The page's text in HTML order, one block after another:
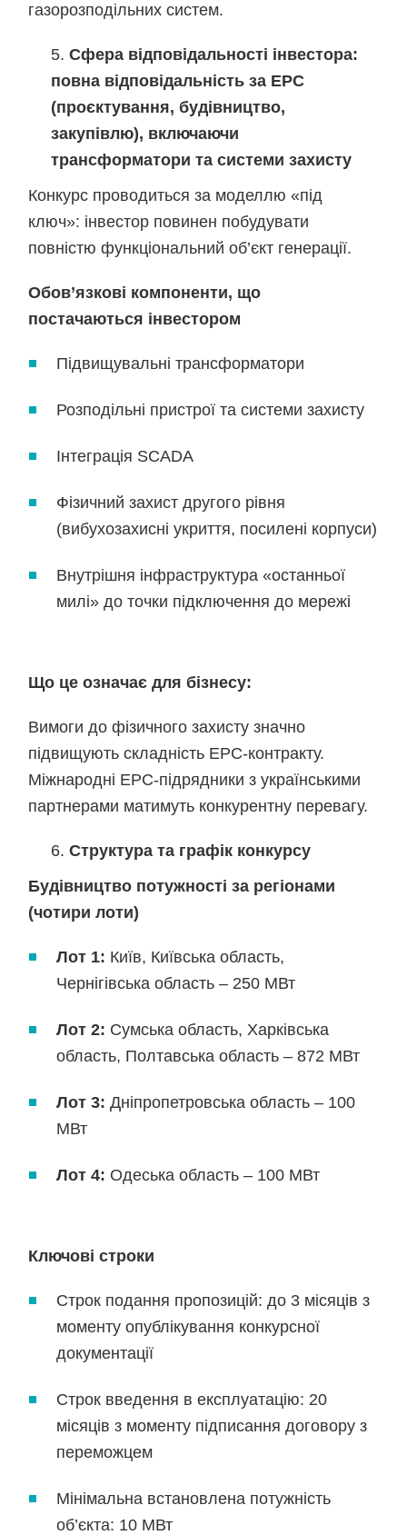
газорозподільних систем.
Сфера відповідальності інвестора:
повна відповідальність за EPC
(проєктування, будівництво,
закупівлю), включаючи
трансформатори та системи захисту
Конкурс проводиться за моделлю «під
ключ»: інвестор повинен побудувати
повністю функціональний об’єкт генерації.
Обов’язкові компоненти, що
постачаються інвестором
Підвищувальні трансформатори
Розподільні пристрої та системи захисту
Інтеграція SCADA
Фізичний захист другого рівня
(вибухозахисні укриття, посилені корпуси)
Внутрішня інфраструктура «останньої
милі» до точки підключення до мережі
Що це означає для бізнесу:
Вимоги до фізичного захисту значно
підвищують складність EPC-контракту.
Міжнародні EPC-підрядники з українськими
партнерами матимуть конкурентну перевагу.
Структура та графік конкурсу
Будівництво потужності за регіонами
(чотири лоти)
Лот 1: Київ, Київська область,
Чернігівська область – 250 МВт
Лот 2: Сумська область, Харківська
область, Полтавська область – 872 МВт
Лот 3: Дніпропетровська область – 100
МВт
Лот 4: Одеська область – 100 МВт
Ключові строки
Строк подання пропозицій: до 3 місяців з
моменту опублікування конкурсної
документації
Строк введення в експлуатацію: 20
місяців з моменту підписання договору з
переможцем
Мінімальна встановлена потужність
об’єкта: 10 МВт